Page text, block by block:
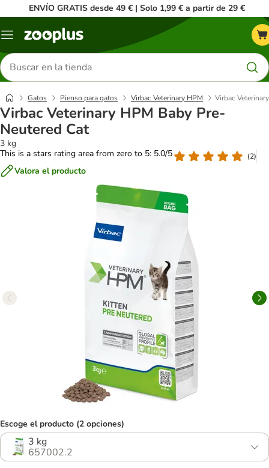
ENVÍO GRATIS desde 49 € | Solo 1,99 € a partir de 29 €
Menú
Buscar
productos
Gatos Pienso para gatos Virbac Veterinary HPM Virbac
Virbac Veterinary HPM Baby Pre-
Neutered Cat
3 kg
This is a stars rating area from zero to 5: 5.0/5
(2)
Valora el producto
Escoge el producto (2 opciones)
3 kg
657002.2